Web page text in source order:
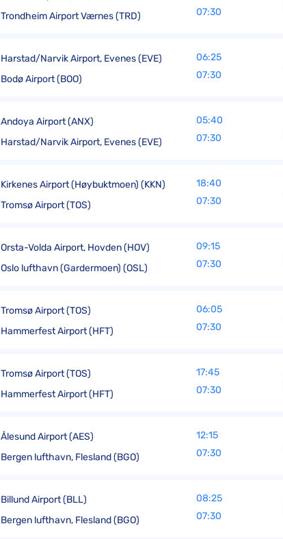
Trondheim Airport Værnes (TRD)
07:30
Harstad/Narvik Airport, Evenes (EVE)
Bodø Airport (BOO)
06:25
07:30
Andoya Airport (ANX)
Harstad/Narvik Airport, Evenes (EVE)
05:40
07:30
Kirkenes Airport (Høybuktmoen) (KKN)
Tromsø Airport (TOS)
18:40
07:30
Orsta-Volda Airport, Hovden (HOV)
Oslo lufthavn (Gardermoen) (OSL)
09:15
07:30
Tromsø Airport (TOS)
Hammerfest Airport (HFT)
06:05
07:30
Tromsø Airport (TOS)
Hammerfest Airport (HFT)
17:45
07:30
Ålesund Airport (AES)
Bergen lufthavn, Flesland (BGO)
12:15
07:30
Billund Airport (BLL)
Bergen lufthavn, Flesland (BGO)
08:25
07:30